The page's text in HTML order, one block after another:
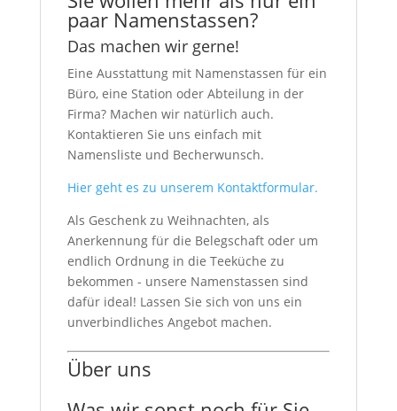
paar Namenstassen?
Das machen wir gerne!
Eine Ausstattung mit Namenstassen für ein
Büro, eine Station oder Abteilung in der
Firma? Machen wir natürlich auch.
Kontaktieren Sie uns einfach mit
Namensliste und Becherwunsch.
Hier geht es zu unserem Kontaktformular.
Als Geschenk zu Weihnachten, als
Anerkennung für die Belegschaft oder um
endlich Ordnung in die Teeküche zu
bekommen - unsere Namenstassen sind
dafür ideal! Lassen Sie sich von uns ein
unverbindliches Angebot machen.
Über uns